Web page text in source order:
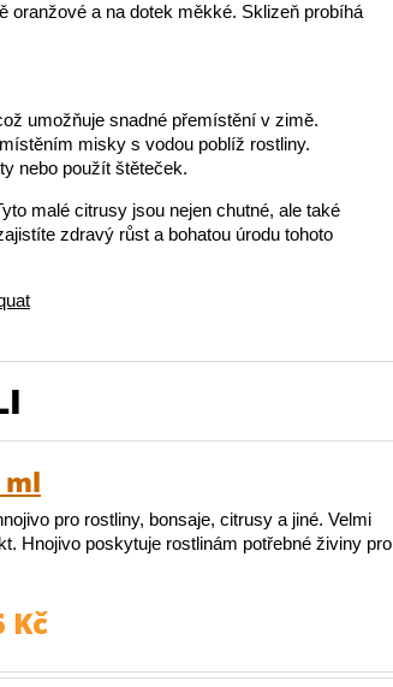
oranžové a na dotek měkké. Sklizeň probíhá
umožňuje snadné přemístění v zimě.
misky s vodou poblíž rostliny.
nebo použít štěteček.
malé citrusy jsou nejen chutné, ale také
zdravý růst a bohatou úrodu tohoto
ml
pro rostliny, bonsaje, citrusy a jiné. Velmi
Hnojivo poskytuje rostlinám potřebné živiny pro
Kč